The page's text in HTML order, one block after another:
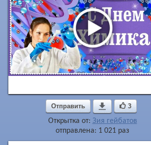
Отправить  3
Открытка от: Зия гейбатов
отправлена: 1 021 раз